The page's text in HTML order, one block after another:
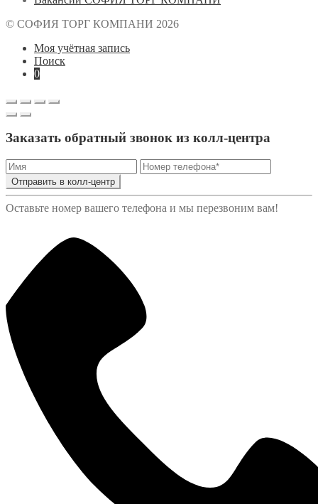
© СОФИЯ ТОРГ КОМПАНИ 2026
Моя учётная запись
Поиск
0
Заказать обратный звонок из колл-центра
Отправить в колл-центр
Оставьте номер вашего телефона и мы перезвоним вам!